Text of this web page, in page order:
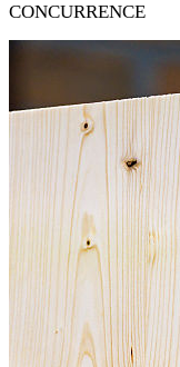
CONCURRENCE